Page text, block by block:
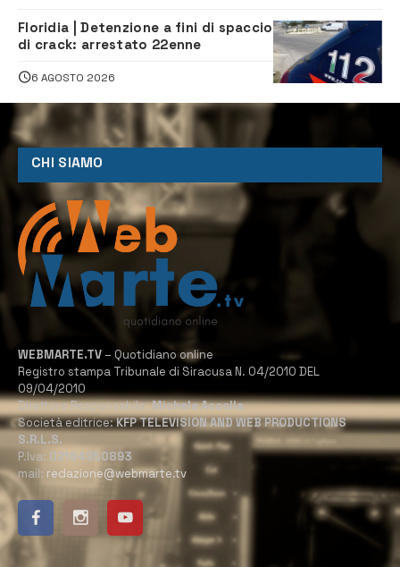
Floridia | Detenzione a fini di spaccio
di crack: arrestato 22enne
6 AGOSTO 2026
CHI SIAMO
WEBMARTE.TV – Quotidiano online
Registro stampa Tribunale di Siracusa N. 04/2010 DEL
09/04/2010
Direttore Responsabile:Michele Accolla
Società editrice:KFP TELEVISION AND WEB PRODUCTIONS
S.R.L.S.
P.Iva: 02184950893
mail: redazione@webmarte.tv